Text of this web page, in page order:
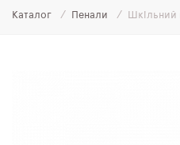
МОЛОДІЖНІ РЮКЗАКИ
Каталог Пенали Шкільний